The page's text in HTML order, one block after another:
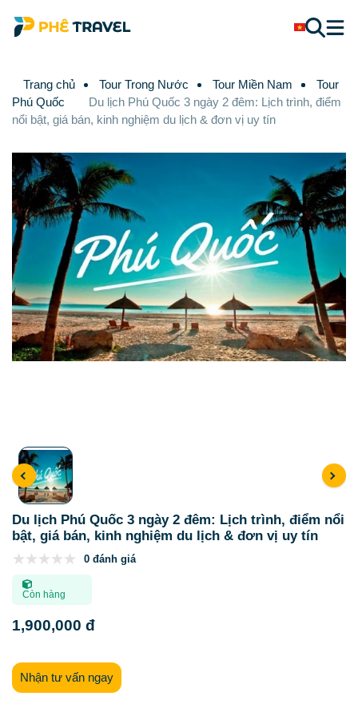
Trang chủ Tour Trong Nước Tour Miền Nam
Tour
Phú Quốc
Du lịch Phú Quốc 3 ngày 2 đêm: Lịch trình, điểm
nổi bật, giá bán, kinh nghiệm du lịch & đơn vị uy tín
Du lịch Phú Quốc 3 ngày 2 đêm: Lịch trình, điểm nổi
bật, giá bán, kinh nghiệm du lịch & đơn vị uy tín
0 đánh giá
Còn hàng
1,900,000 đ
Nhận tư vấn ngay